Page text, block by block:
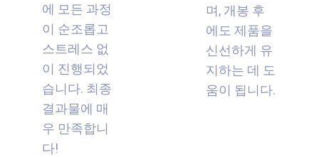
에 모든 과정
이 순조롭고
스트레스 없
이 진행되었
습니다. 최종
결과물에 매
우 만족합니
다!
며, 개봉 후
에도 제품을
신선하게 유
지하는 데 도
움이 됩니다.